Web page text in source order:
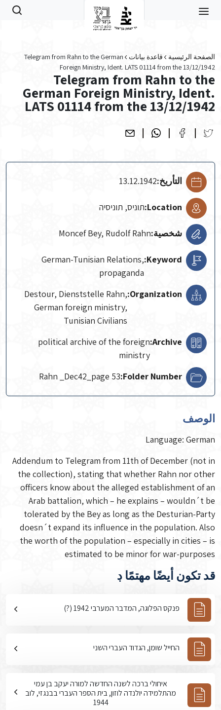
الصفحة الرئيسية قاعدة بيانات
Telegram from Rahn to the German
Foreign Ministry, Ident. LATS 01114 from the 13/12/1942
Telegram from Rahn to the
German Foreign Ministry, Ident.
LATS 01114 from the 13/12/1942
التأريخ:13.12.1942
Location: תוניס, תוניסיה
شخصية:Moncef Bey, Rudolf Rahn
Keyword:
German-Tunisian Relations,
propaganda
Organization:
Destour, Dienststelle Rahn,
German foreign ministry,
Tunisian Civilians
Archive:
political archive of the foreign
ministry
Folder Number:
Rahn _Dec42_page 53
الوصف
Language: German
Addendum to Telegram from 11th of December (not in
the collection), stating that whether Rahn nor other
officers know about the alleged establishment of an
Arab battalion, which – he explains – wouldn´t be
tolerated by the Bey as long as the Desturian-Party
doesn´t expand its influence in the population. Also
the worth of the population – especially in cities – is
estimated to be minor for war-purposes
قد تكون أيضًا مهتمًا ڊ
פנקס הפלוגה, המדבר המערבי 1942 (?)
החייל שומן, הגדוד העברי השני
איחולי ברכה לשנה החדשה למורה יעקב בן עמי
מהתלמידה יולנדה לוזון, בית הספר העברי בבנגזי, לוב
1944